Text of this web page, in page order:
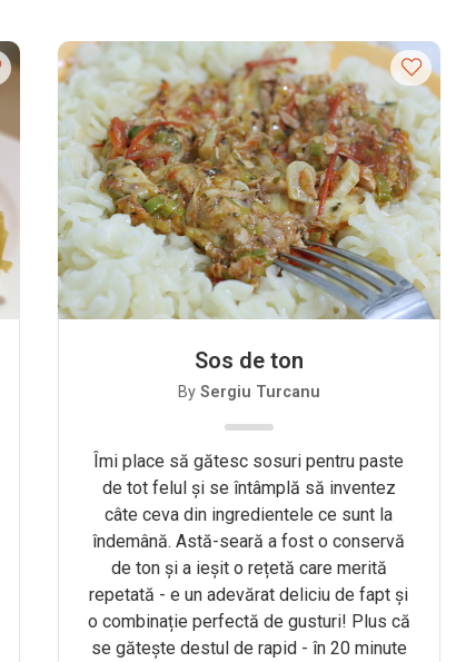
Sos de ton
By Sergiu Turcanu
Îmi place să gătesc sosuri pentru paste
de tot felul și se întâmplă să inventez
câte ceva din ingredientele ce sunt la
îndemână. Astă-seară a fost o conservă
de ton și a ieșit o rețetă care merită
repetată - e un adevărat deliciu de fapt și
o combinație perfectă de gusturi! Plus că
se gătește destul de rapid - în 20 minute